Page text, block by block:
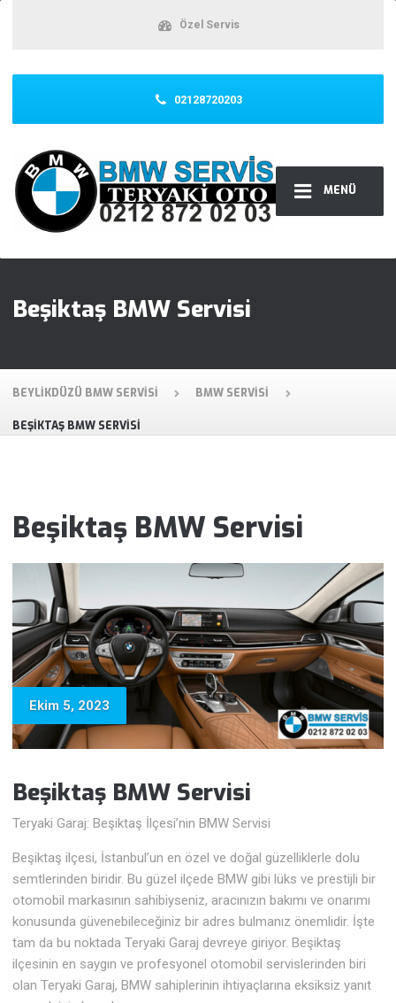
MENÜ
Özel Servis
02128720203
Beşiktaş BMW Servisi
BEYLIKDÜZÜ BMW SERVISI BMW SERVISI
BEŞIKTAŞ BMW SERVISI
Beşiktaş BMW Servisi
Ekim 5, 2023
Beşiktaş BMW Servisi
Teryaki Garaj: Beşiktaş İlçesi’nin BMW Servisi
Beşiktaş ilçesi, İstanbul’un en özel ve doğal güzelliklerle dolu
semtlerinden biridir. Bu güzel ilçede BMW gibi lüks ve prestijli bir
otomobil markasının sahibiyseniz, aracınızın bakımı ve onarımı
konusunda güvenebileceğiniz bir adres bulmanız önemlidir. İşte
tam da bu noktada Teryaki Garaj devreye giriyor. Beşiktaş
ilçesinin en saygın ve profesyonel otomobil servislerinden biri
olan Teryaki Garaj, BMW sahiplerinin ihtiyaçlarına eksiksiz yanıt